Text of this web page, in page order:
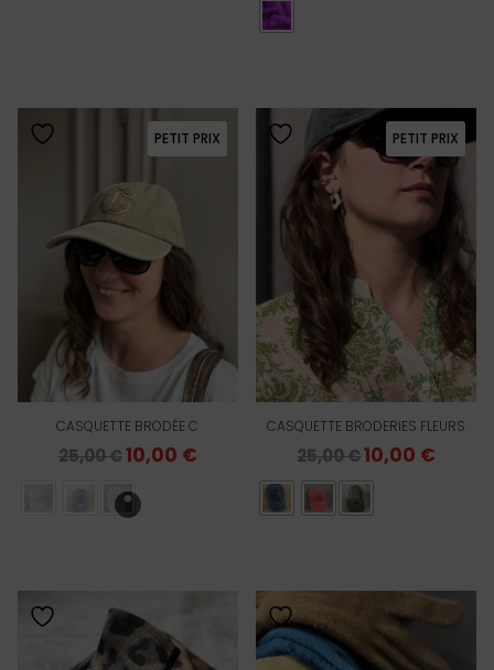
PETIT PRIX
CASQUETTE BRODÉE C
25,00€Le
initial
10,00 €Le
PETIT PRIX
CASQUETTE BRODERIES FLEURS
25,00€Le
prix
initial
10,00 €